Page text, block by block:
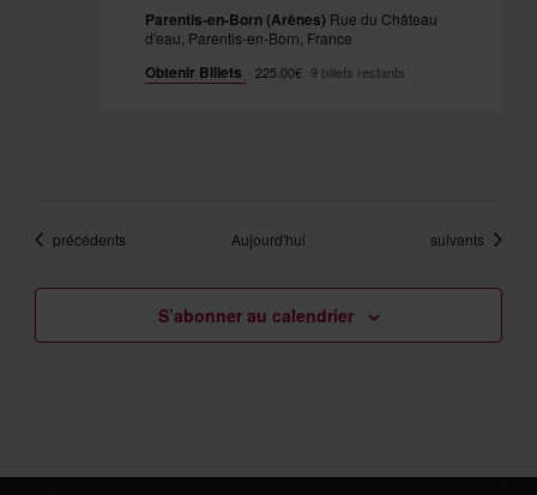
Parentis-en-Born (Arènes) Rue du Château
d'eau, Parentis-en-Born, France
Obtenir Billets 225.00€ 9 billets restants
Évènements
précédents Aujourd'hui Évènements
suivants
S’abonner au calendrier